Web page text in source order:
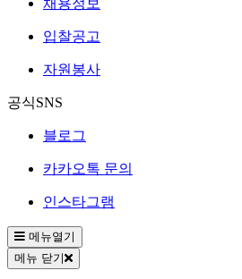
입찰공고
자원봉사
공식SNS
블로그
카카오톡 문의
인스타그램
메뉴열기
메뉴 닫기